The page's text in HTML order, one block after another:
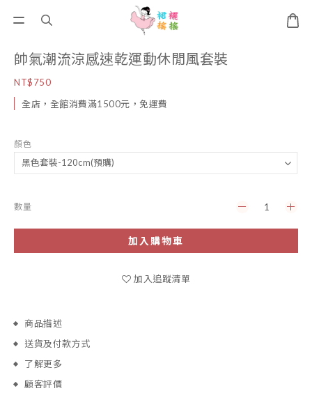
帥氣潮流涼感速乾運動休閒風套裝
NT$750
全店，全館消費滿1500元，免運費
顏色
數量
加入購物車
加入追蹤清單
商品描述
送貨及付款方式
了解更多
顧客評價